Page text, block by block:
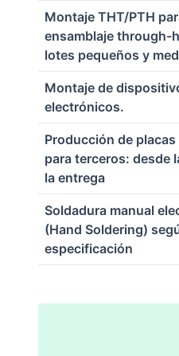
Montaje THT/PTH
ensamblaje through-
lotes pequeños y
Montaje de
electrónicos.
Producción de
para terceros: desde
la entrega
Soldadura manual
(Hand Soldering)
especificación